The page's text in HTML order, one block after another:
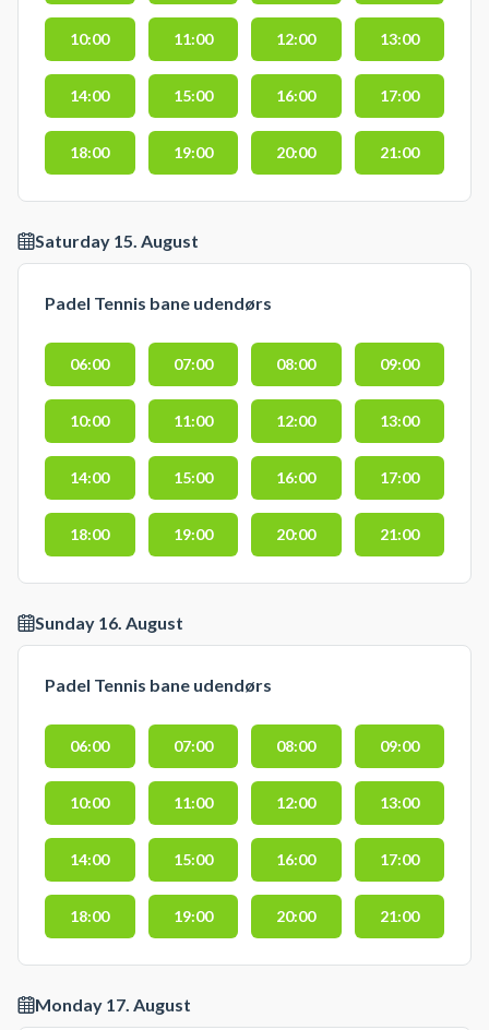
10:00 11:00 12:00 13:00
14:00 15:00 16:00 17:00
18:00 19:00 20:00 21:00
Saturday 15. August
Padel Tennis bane udendørs
06:00 07:00 08:00 09:00
10:00 11:00 12:00 13:00
14:00 15:00 16:00 17:00
18:00 19:00 20:00 21:00
Sunday 16. August
Padel Tennis bane udendørs
06:00 07:00 08:00 09:00
10:00 11:00 12:00 13:00
14:00 15:00 16:00 17:00
18:00 19:00 20:00 21:00
Monday 17. August